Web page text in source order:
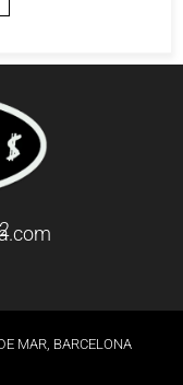
MAR, BARCELONA